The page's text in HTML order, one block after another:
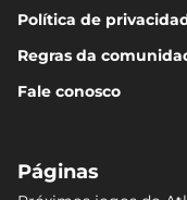
Política de
Regras da
Fale conosco
Páginas